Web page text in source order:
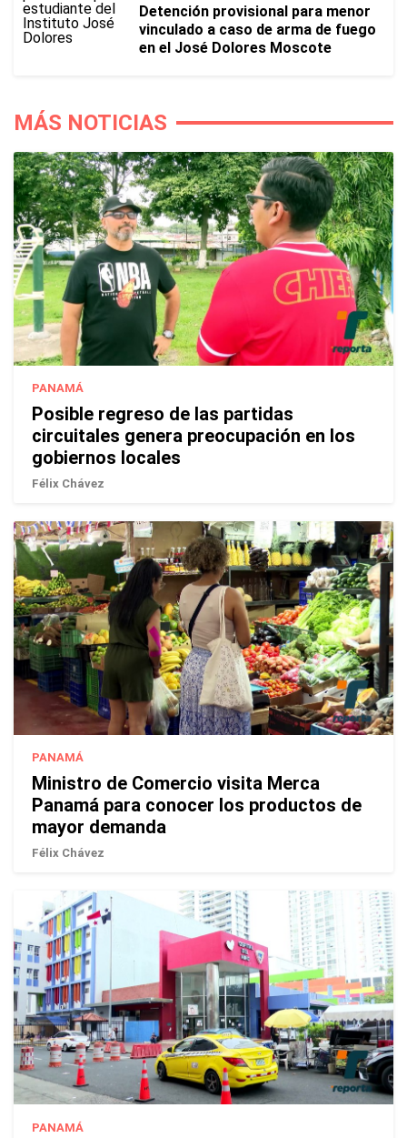
Detención provisional para menor
vinculado a caso de arma de fuego
en el José Dolores Moscote
MÁS NOTICIAS
PANAMÁ
Posible regreso de las partidas
circuitales genera preocupación en los
gobiernos locales
Félix Chávez
PANAMÁ
Ministro de Comercio visita Merca
Panamá para conocer los productos de
mayor demanda
Félix Chávez
PANAMÁ